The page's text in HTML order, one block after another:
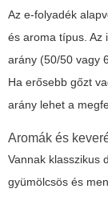
Az e-folyadék
és aroma típus. Az
arány (50/50 vagy
Ha erősebb gőzt
arány lehet a
Aromák és
Vannak klasszikus
gyümölcsös és